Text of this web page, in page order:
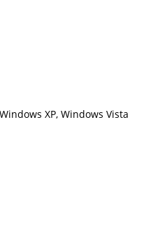
XP, Windows Vista